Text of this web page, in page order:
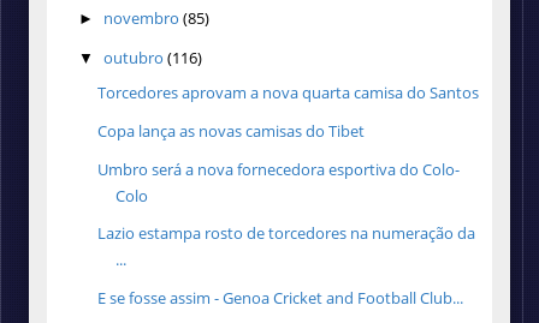
► novembro (85)
▼ outubro (116)
Torcedores aprovam a nova quarta camisa do Santos
Copa lança as novas camisas do Tibet
Umbro será a nova fornecedora esportiva do Colo-
Colo
Lazio estampa rosto de torcedores na numeração da
...
E se fosse assim - Genoa Cricket and Football Club...